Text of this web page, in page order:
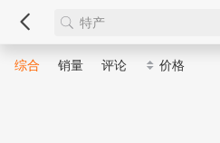
综合 销量 评论 价格